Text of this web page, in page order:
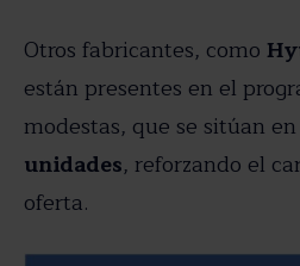
Otros fabricantes, como
están presentes en el
modestas, que se sitúan en
unidades, reforzando el
oferta.